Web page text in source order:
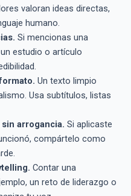
valoran ideas directas,
humano.
Si mencionas una
estudio o artículo
Un texto limpio
Usa subtítulos, listas
arrogancia. Si aplicaste
compártelo como
Contar una
un reto de liderazgo o